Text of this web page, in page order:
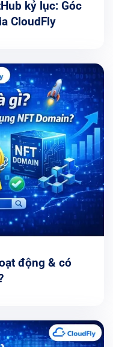
kỷ lục: Góc
CloudFly
động & có